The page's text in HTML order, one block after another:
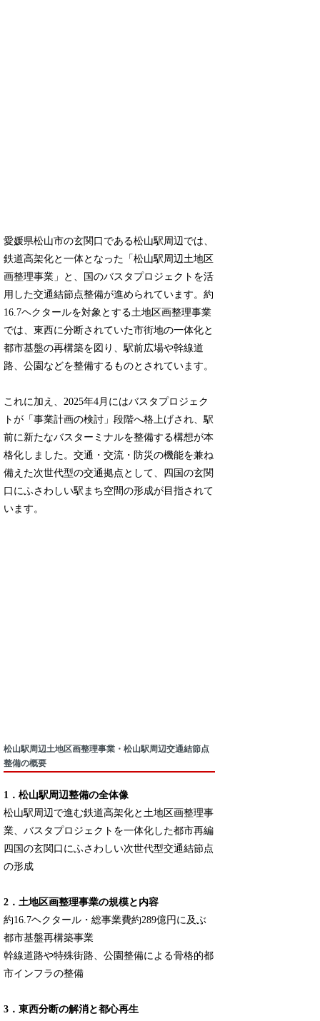
愛媛県松山市の玄関口である松山駅周辺では、
鉄道高架化と一体となった「松山駅周辺土地区
画整理事業」と、国のバスタプロジェクトを活
用した交通結節点整備が進められています。約
16.7ヘクタールを対象とする土地区画整理事業
では、東西に分断されていた市街地の一体化と
都市基盤の再構築を図り、駅前広場や幹線道
路、公園などを整備するものとされています。
これに加え、2025年4月にはバスタプロジェク
トが「事業計画の検討」段階へ格上げされ、駅
前に新たなバスターミナルを整備する構想が本
格化しました。交通・交流・防災の機能を兼ね
備えた次世代型の交通拠点として、四国の玄関
口にふさわしい駅まち空間の形成が目指されて
います。
松山駅周辺土地区画整理事業・松山駅周辺交通結節点
整備の概要
1．松山駅周辺整備の全体像
松山駅周辺で進む鉄道高架化と土地区画整理事
業、バスタプロジェクトを一体化した都市再編
四国の玄関口にふさわしい次世代型交通結節点
の形成
2．土地区画整理事業の規模と内容
約16.7ヘクタール・総事業費約289億円に及ぶ
都市基盤再構築事業
幹線道路や特殊街路、公園整備による骨格的都
市インフラの整備
3．東西分断の解消と都心再生